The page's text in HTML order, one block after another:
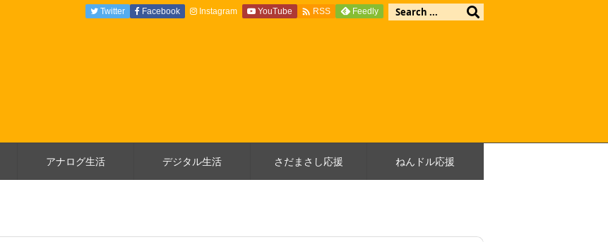
アナログ生活 デジタル生活 さだまさし応援 ねんドル応援
Twitter Facebook Instagram YouTube  RSS Feedly